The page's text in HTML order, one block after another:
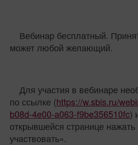
Вебинар бесплатный.
может любой желающий.
Для участия в вебинаре
по ссылке (https://w.sbis.ru/
b08d-4e00-a063-f9be356510fc)
открывшейся странице
участвовать».